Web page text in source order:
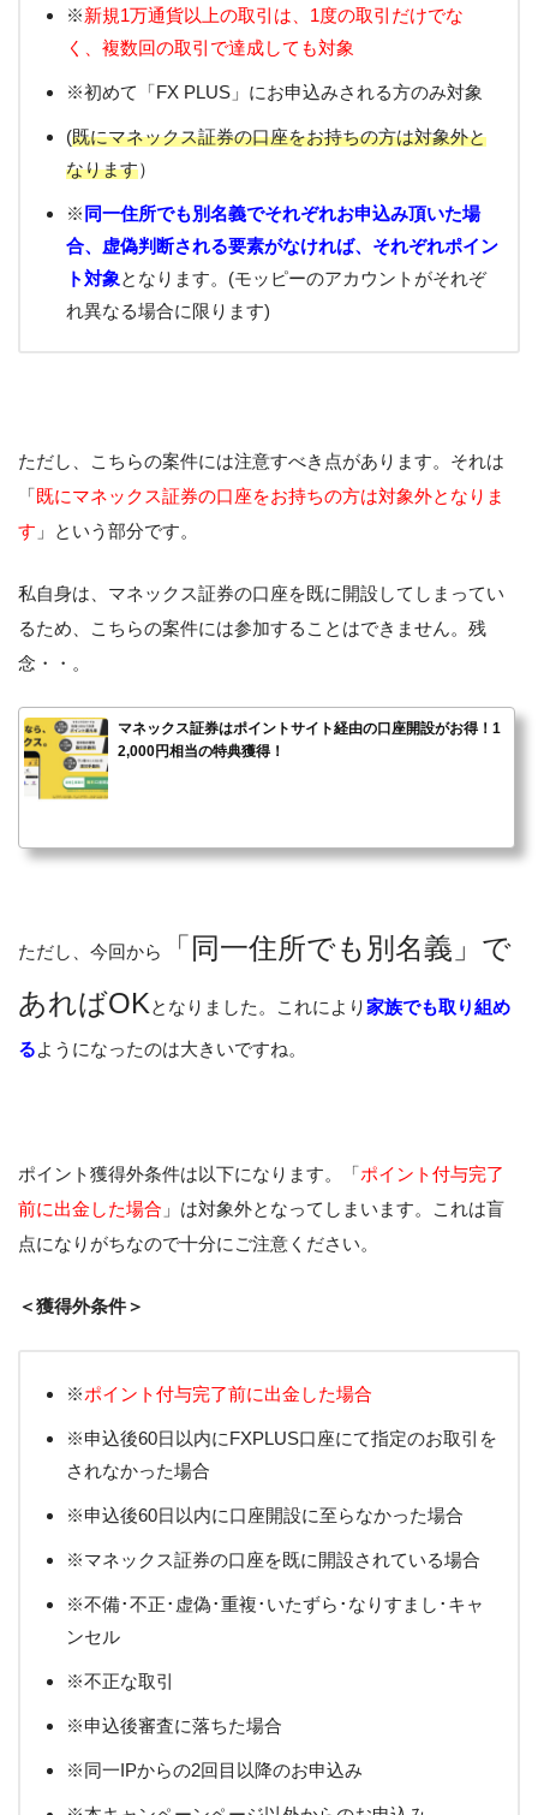
※新規1万通貨以上の取引は、1度の取引だけでな
く、複数回の取引で達成しても対象
※初めて「FX PLUS」にお申込みされる方のみ対象
(既にマネックス証券の口座をお持ちの方は対象外と
なります）
※ 同一住所でも別名義でそれぞれお申込み頂いた場
合、虚偽判断される要素がなければ、それぞれポイン
ト対象となります。(モッピーのアカウントがそれぞ
れ異なる場合に限ります)
ただし、こちらの案件には注意すべき点があります。それは
「既にマネックス証券の口座をお持ちの方は対象外となりま
す 」という部分です。
私自身は、マネックス証券の口座を既に開設してしまってい
るため、こちらの案件には参加することはできません。残
念・・。
マネックス証券はポイントサイト経由の口座開設がお得！1
2,000円相当の特典獲得！
ただし、今回から
「同一住所でも別名義」で
あればOKとなりました。これにより家族でも取り組め
るようになったのは大きいですね。
ポイント獲得外条件は以下になります。「ポイント付与完了
前に出金した場合 」は対象外となってしまいます。これは盲
点になりがちなので十分にご注意ください。
＜獲得外条件＞
※ポイント付与完了前に出金した場合
※申込後60日以内にFXPLUS口座にて指定のお取引を
されなかった場合
※申込後60日以内に口座開設に至らなかった場合
※マネックス証券の口座を既に開設されている場合
※不備･不正･虚偽･重複･いたずら･なりすまし･キャ
ンセル
※不正な取引
※申込後審査に落ちた場合
※同一IPからの2回目以降のお申込み